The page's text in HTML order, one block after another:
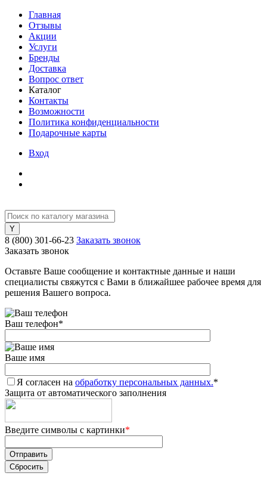
Главная
Отзывы
Акции
Услуги
Бренды
Доставка
Вопрос ответ
Каталог
Контакты
Возможности
Политика конфиденциальности
Подарочные карты
Вход
8 (800) 301-66-23 Заказать звонок
Заказать звонок
Оставьте Ваше сообщение и контактные данные и наши
специалисты свяжутся с Вами в ближайшее рабочее время для
решения Вашего вопроса.
Ваш телефон*
Ваше имя
Я согласен на обработку персональных данных.*
Защита от автоматического заполнения
Введите символы с картинки*